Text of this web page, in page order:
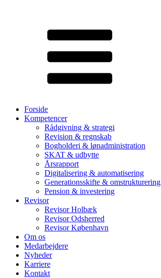
Forside
Kompetencer
Rådgivning & strategi
Revision & regnskab
Bogholderi & lønadministration
SKAT & udbytte
Årsrapport
Digitalisering & automatisering
Generationsskifte & omstrukturering
Pension & investering
Revisor
Revisor Holbæk
Revisor Odsherred
Revisor København
Om os
Medarbejdere
Nyheder
Karriere
Kontakt